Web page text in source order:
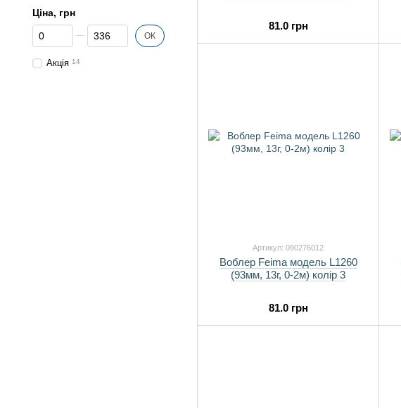
81.0 грн
Артикул: 090276012
Воблер Feima модель L1260
(93мм, 13г, 0-2м) колір 3
81.0 грн
Ціна, грн
Від Ціна, грн
До Ціна, грн ОК
Акція 14